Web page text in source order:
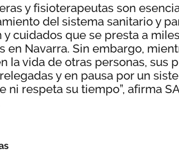
y fisioterapeutas son
del sistema sanitario y
y cuidados que se presta a
en Navarra. Sin embargo,
la vida de otras personas, sus
y en pausa por un
ni respeta su tiempo”, afirma